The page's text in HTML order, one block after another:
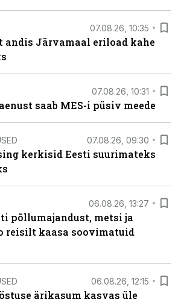
07.08.26, 10:35
andis Järvamaal eriload kahe
07.08.26, 10:31
saab MES-i püsiv meede
07.08.26, 09:30
kerkisid Eesti suurimateks
06.08.26, 13:27
põllumajandust, metsi ja
reisilt kaasa soovimatuid
06.08.26, 12:15
ärikasum kasvas üle